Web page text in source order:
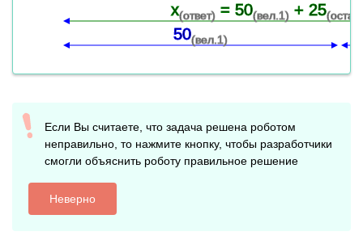
x(ответ) = 50(вел.1) + 25
50(вел.1)
Если Вы считаете, что задача решена роботом
неправильно, то нажмите кнопку, чтобы разработчики
смогли объяснить роботу правильное решение
Неверно